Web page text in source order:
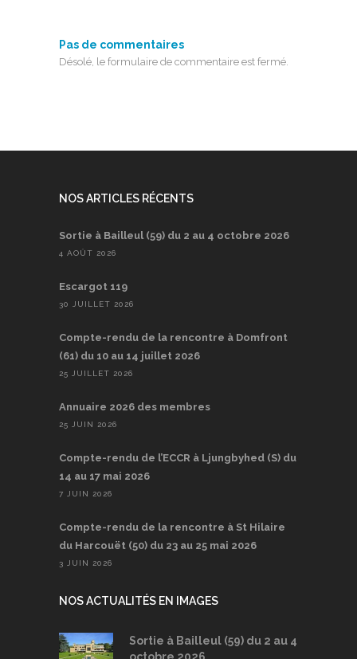
Pas de commentaires
Désolé, le formulaire de commentaire est fermé.
NOS ARTICLES RÉCENTS
Sortie à Bailleul (59) du 2 au 4 octobre 2026
4 AOÛT 2026
Escargot 119
30 JUILLET 2026
Compte-rendu de la rencontre à Domfront
(61) du 10 au 14 juillet 2026
25 JUILLET 2026
Annuaire 2026 des membres
25 JUIN 2026
Compte-rendu de l’ECCR à Ljungbyhed (S) du
14 au 17 mai 2026
7 JUIN 2026
Compte-rendu de la rencontre à St Hilaire
du Harcouët (50) du 23 au 25 mai 2026
3 JUIN 2026
NOS ACTUALITÉS EN IMAGES
Sortie à Bailleul (59) du 2 au 4